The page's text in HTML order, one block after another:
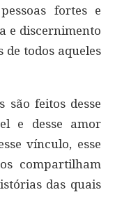
fortes e
e discernimento
de todos aqueles
são feitos desse
e desse amor
vínculo, esse
compartilham
das quais